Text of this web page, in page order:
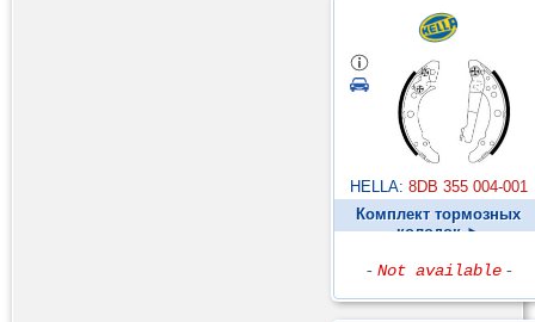
HELLA: 8DB 355 004-001
Комплект тормозных
колодок ►
- Not available -